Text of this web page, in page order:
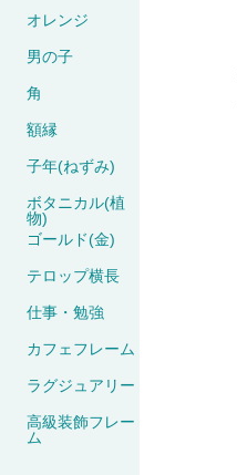
オレンジ
男の子
角
額縁
子年(ねずみ)
ボタニカル(植
物)
ゴールド(金)
テロップ横長
仕事・勉強
カフェフレーム
ラグジュアリー
高級装飾フレー
ム